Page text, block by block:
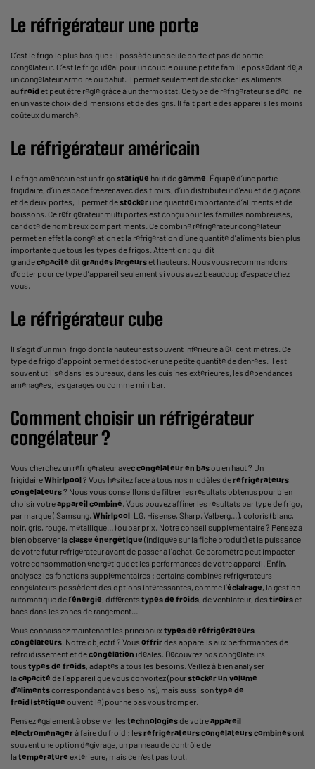
Le réfrigérateur une porte
C’est le frigo le plus basique : il possède une seule porte et pas de partie
congélateur. C’est le frigo idéal pour un couple ou une petite famille possédant déjà
uncongélateur armoireou bahut. Il permet seulement de stocker les aliments
aufroid et peut être réglé grâce à un thermostat. Ce type de réfrigérateur se décline
en un vaste choix de dimensions et de designs. Il fait partie des appareils les moins
coûteux du marché.
Le réfrigérateur américain
Lefrigo américainest un frigo statique haut degamme . Équipé d’une partie
frigidaire, d’un espace freezer avec des tiroirs, d’un distributeur d’eau et de glaçons
et de deux portes, il permet destocker une quantité importante d’aliments et de
boissons. Ce réfrigérateur multi portes est conçu pour les familles nombreuses,
car doté de nombreux compartiments. Ce combiné réfrigérateur congélateur
permet en effet la congélation et la réfrigération d’une quantité d’aliments bien plus
importante que tous les types de frigos. Attention : qui dit
grandecapacité ditgrandes largeurset hauteurs. Nous vous recommandons
d’opter pour ce type d’appareil seulement si vous avez beaucoup d’espace chez
vous.
Le réfrigérateur cube
Il s’agit d’un mini frigo dont la hauteur est souvent inférieure à 60 centimètres. Ce
type de frigo d’appoint permet de stocker une petite quantité de denrées. Il est
souvent utilisé dans les bureaux, dans les cuisines extérieures, les dépendances
aménagées, les garages ou comme minibar.
Comment choisir un réfrigérateur
congélateur ?
Vous cherchez un réfrigérateur avec congélateur en basou en haut ? Un
frigidaireWhirlpool? Vous hésitez face à tous nos modèles deréfrigérateurs
congélateurs? Nous vous conseillons de filtrer les résultats obtenus pour bien
choisir votreappareil combiné . Vous pouvez affiner les résultats par type de frigo,
par marque ( Samsung, Whirlpool , LG, Hisense, Sharp, Valberg…), coloris (blanc,
noir, gris, rouge, métallique…) ou par prix. Notre conseil supplémentaire ? Pensez à
bien observer laclasse énergétique (indiquée sur la fiche produit) et la puissance
de votre futur réfrigérateur avant de passer à l’achat. Ce paramètre peut impacter
votre consommation énergétique et les performances de votre appareil. Enfin,
analysez les fonctions supplémentaires : certains combinés réfrigérateurs
congélateurs possèdent des options intéressantes, comme l’éclairage , la gestion
automatique de l’énergie , différents types de froids , de ventilateur, des tiroirset
bacs dans les zones de rangement…
Vous connaissez maintenant les principaux types de réfrigérateurs
congélateurs . Notre objectif ? Vous offrirdes appareils aux performances de
refroidissement et decongélation idéales. Découvrez nos congélateurs
tous types de froids , adaptés à tous les besoins. Veillez à bien analyser
lacapacité de l’appareil que vous convoitez (pourstocker un volume
d’alimentscorrespondant à vos besoins), mais aussi sontype de
froid (statique ou ventilé) pour ne pas vous tromper.
Pensez également à observer les technologiesde votreappareil
électroménagerà faire du froid : les réfrigérateurs congélateurs combinésont
souvent une option dégivrage, un panneau de contrôle de
latempérature extérieure, mais ce n’est pas tout.